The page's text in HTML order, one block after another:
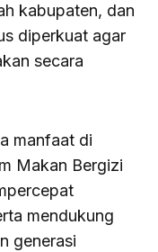
kabupaten, dan
diperkuat agar
secara
manfaat di
Makan Bergizi
mendukung
generasi